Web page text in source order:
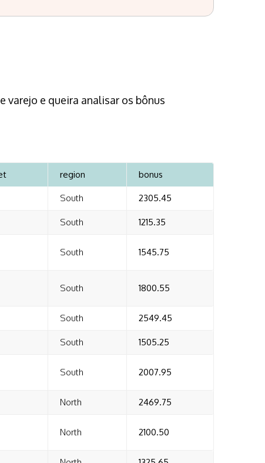
varejo e queira analisar os bônus
region bonus
South 2305.45
South 1215.35
South 1545.75
South 1800.55
South 2549.45
South 1505.25
South 2007.95
North 2469.75
North 2100.50